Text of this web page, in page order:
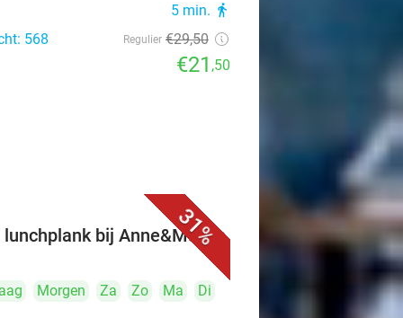
5 min. directions_walk
568 Regulier €29,50
€21 ,50
31%
lunchplank bij Anne&Max in
Morgen Za Zo Ma
Di